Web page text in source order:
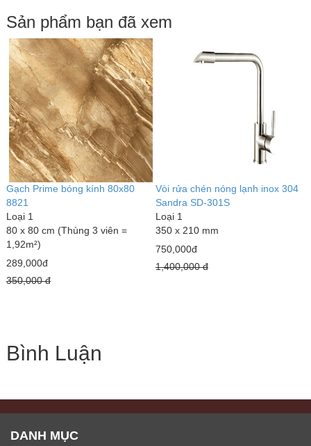
Sản phẩm bạn đã xem
Gạch Prime bóng kính 80x80
8821
Loại 1
80 x 80 cm (Thùng 3 viên =
1,92m²)
289,000đ
350,000 đ
Vòi rửa chén nóng lạnh inox 304
Sandra SD-301S
Loại 1
350 x 210 mm
750,000đ
1,400,000 đ
Bình Luận
DANH MỤC